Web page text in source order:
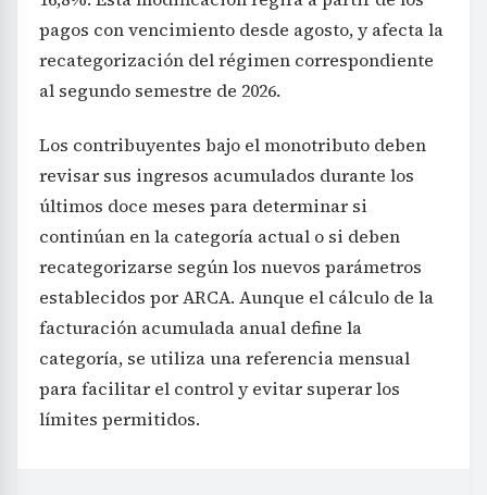
pagos con vencimiento desde agosto, y afecta la
recategorización del régimen correspondiente
al segundo semestre de 2026.
Los contribuyentes bajo el monotributo deben
revisar sus ingresos acumulados durante los
últimos doce meses para determinar si
continúan en la categoría actual o si deben
recategorizarse según los nuevos parámetros
establecidos por ARCA. Aunque el cálculo de la
facturación acumulada anual define la
categoría, se utiliza una referencia mensual
para facilitar el control y evitar superar los
límites permitidos.